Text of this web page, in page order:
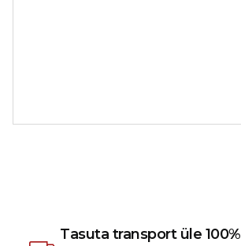
Tasuta transport üle 100%